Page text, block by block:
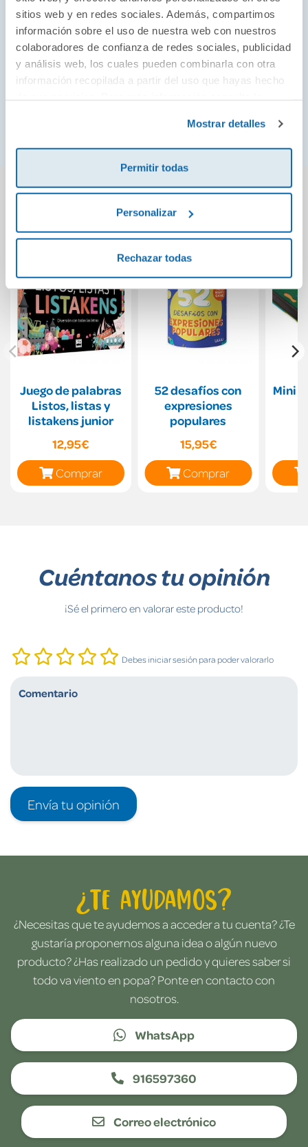
sitios web y en redes sociales. Además, compartimos
información sobre el uso de nuestra web con nuestros
colaboradores de confianza de redes sociales, publicidad
y análisis web, los cuales pueden combinarla con otra
información recopilada a partir del uso que hayas hecho
Mostrar detalles
Permitir todas
Personalizar
Rechazar todas
la observación, la memoria y la lógica. El
desarrollo cognitivo es el protagonista en su
cuidada selección de juegos.
También podría gustarte...
Juego de palabras
Listos, listas y
listakens junior
12,95€
Comprar
52 desafíos con
expresiones
populares
15,95€
Comprar
Mini
Cuéntanos tu opinión
¡Sé el primero en valorar este producto!
Debes iniciar sesión para poder valorarlo
Envía tu opinión
¿Te ayudamos?
¿Necesitas que te ayudemos a acceder a tu cuenta? ¿Te
gustaría proponernos alguna idea o algún nuevo
producto? ¿Has realizado un pedido y quieres saber si
todo va viento en popa? Ponte en contacto con
nosotros.
WhatsApp
916597360
Correo electrónico